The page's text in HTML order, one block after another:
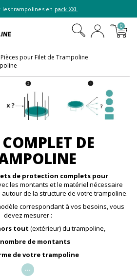
les trampolines en pack XXL
0
Pièces pour Filet de Trampoline
DE
de protection complets pour
les montants et le matériel nécessaire
de la structure de votre trampoline.
correspondant à vos besoins, vous
devez mesurer :
tout (extérieur) du trampoline,
nombre de montants
de votre trampoline
...